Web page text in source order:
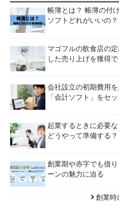
帳簿とは？ 帳簿の付
ソフトどれがいいの？
マゴフルの飲食店の
した売り上げを獲得で
会社設立の初期費用
「会計ソフト」をセ
起業するときに必要
どうやって準備する？
創業期や赤字でも借
ーンの魅力に迫る
創業時